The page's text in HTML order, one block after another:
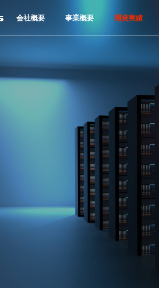
会社概要 事業概要 開発実績